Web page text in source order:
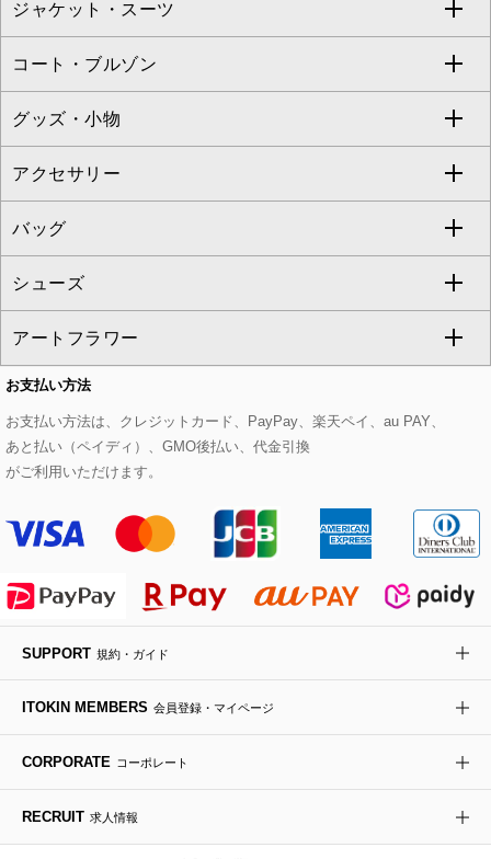
eur3
Maison de CINQ
MK MICHEL KLEIN BAG
HIROKO KOSHINO
ニット・セーター
カーディガン
アンサンブルセット
ベスト・ジレ
パーカー
タンクトップ・キャミソール
スウェット・ジャージー
その他のトップス
ドレス
チュニック
ジャンパースカート
その他のワンピース・ドレス
フルレングスパンツ
クロップド・半端丈パンツ
ガウチョ・ワイドパンツ
ハーフ・ショート丈パンツ
サロペット・オールインワン
その他のパンツ
すべてのスカート
ロング・マキシ丈スカート
ひざ丈スカート
ミモレ丈スカート
ショート・ミニ丈スカート
その他のスカート
ジャケット・スーツ
すべてのジャケット・スーツ
テーラードジャケット
ノーカラージャケット
セットアップ
セットアップジャケット
セットアップパンツ
セットアップスカート
セットアップワンピース
コート・ブルゾン
すべてのコート・ブルゾン
トレンチコート
ピーコート
ダッフルコート
チェスターコート
モッズコート
ステンカラーコート
ライダースジャケット
デニムジャケット
ダウンジャケット・コート
グッズ・小物
すべてのグッズ・小物
マスク
ストール・マフラー・スヌード
ベルト・サスペンダー
帽子
ヘアアクセサリー
ハンカチ・バンダナ
手袋
チャーム・ストラップ
アクセサリー
すべてのアクセサリー
ネックレス
ピアス・イヤリング
ブレスレット・バングル
ブローチ・コサージュ
バッグ
すべてのバッグ
トートバッグ
ショルダーバッグ
ボストンバッグ
バックパック・リュック
ボディバッグ・メッセンジャーバッグ
トラベルバッグ
シューズ
すべてのシューズ
パンプス
スニーカー
フラットシューズ
ローファー
ドレスシューズ
アートフラワー
すべてのアートフラワー
ローズ
カサブランカ・カラー
ラナンキュラス
ポプリアレンジ＆フレグランス
お支払い方法
お支払い方法は、クレジットカード、PayPay、楽天ペイ、au PAY、
あと払い（ペイディ）、GMO後払い、代金引換
がご利用いただけます。
SUPPORT 規約・ガイド
ITOKIN MEMBERS 会員登録・マイページ
CORPORATE コーポレート
RECRUIT 求人情報